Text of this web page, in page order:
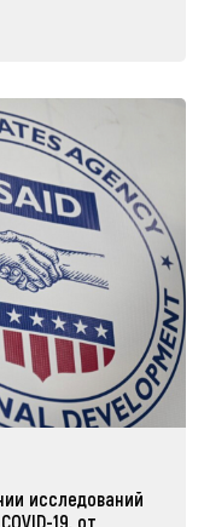
исследований
19, от